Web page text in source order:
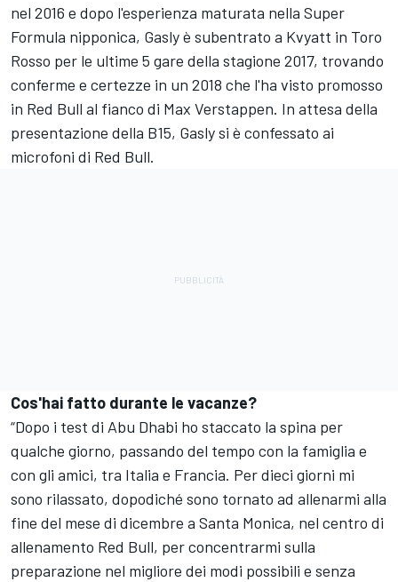
nel 2016 e dopo l'esperienza maturata nella Super
Formula nipponica, Gasly è subentrato a Kvyatt in Toro
Rosso per le ultime 5 gare della stagione 2017, trovando
conferme e certezze in un 2018 che l'ha visto promosso
in Red Bull al fianco di Max Verstappen. In attesa della
presentazione della B15, Gasly si è confessato ai
microfoni di Red Bull.
Cos'hai fatto durante le vacanze?
“Dopo i test di Abu Dhabi ho staccato la spina per
qualche giorno, passando del tempo con la famiglia e
con gli amici, tra Italia e Francia. Per dieci giorni mi
sono rilassato, dopodiché sono tornato ad allenarmi alla
fine del mese di dicembre a Santa Monica, nel centro di
allenamento Red Bull, per concentrarmi sulla
preparazione nel migliore dei modi possibili e senza